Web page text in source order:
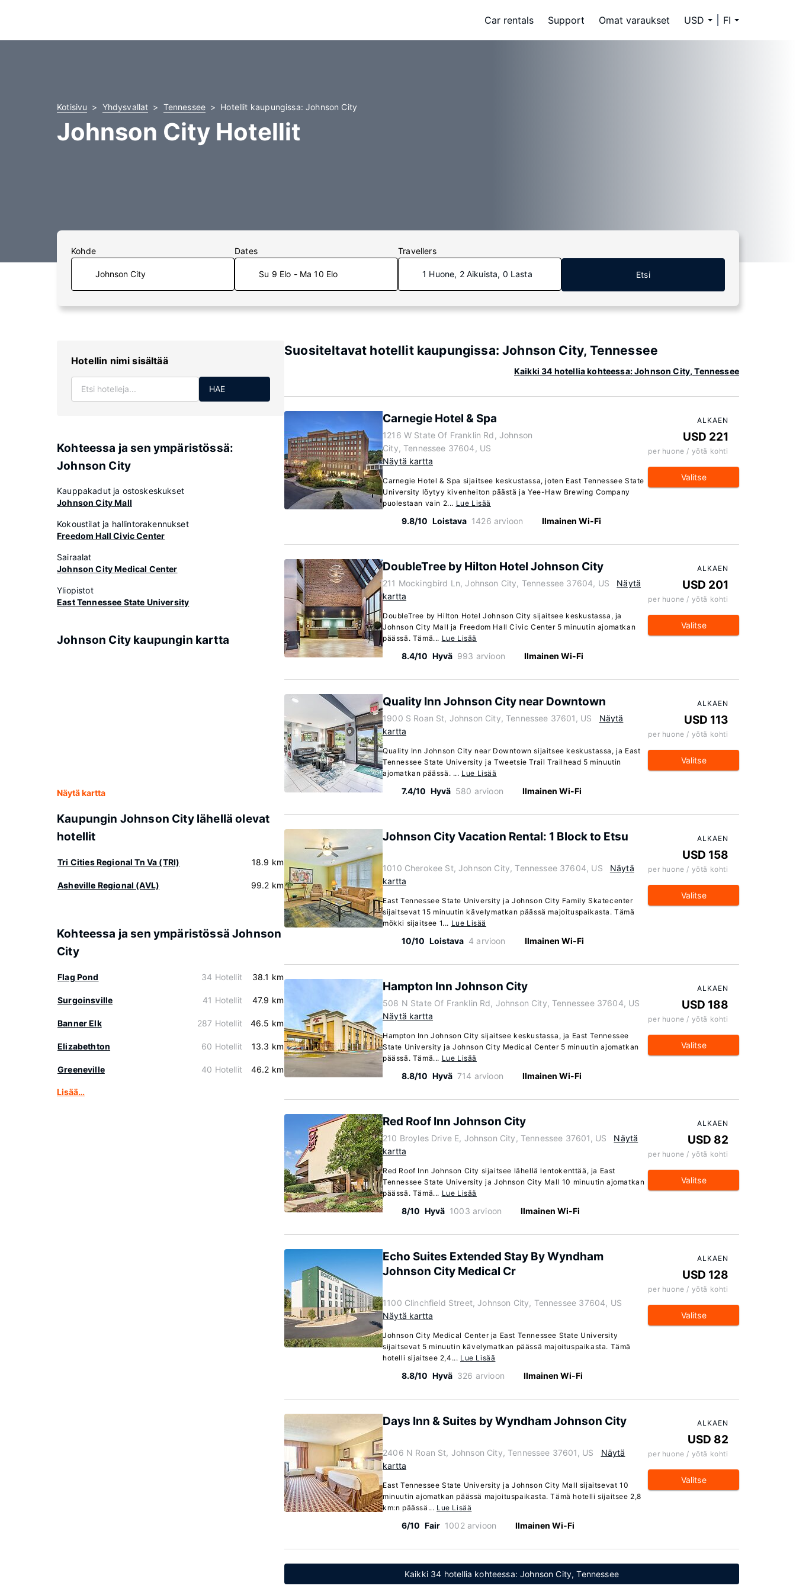
Car rentals Support Omat varaukset USD FI
Kotisivu Yhdysvallat Tennessee Hotellit kaupungissa: Johnson City
Johnson City Hotellit
Kohde Dates
Su 9 Elo - Ma 10 Elo
Travellers
1 Huone, 2 Aikuista, 0 Lasta Etsi
Hotellin nimi sisältää
HAE
Kohteessa ja sen ympäristössä:
Johnson City
Kauppakadut ja ostoskeskukset
Johnson City Mall
Kokoustilat ja hallintorakennukset
Freedom Hall Civic Center
Sairaalat
Johnson City Medical Center
Yliopistot
East Tennessee State University
Johnson City kaupungin kartta
Näytä kartta
Kaupungin Johnson City lähellä olevat
hotellit
Tri Cities Regional Tn Va (TRI) 18.9 km
Asheville Regional (AVL) 99.2 km
Kohteessa ja sen ympäristössä Johnson
City
Flag Pond 34 Hotellit 38.1 km
Surgoinsville 41 Hotellit 47.9 km
Banner Elk 287 Hotellit 46.5 km
Elizabethton 60 Hotellit 13.3 km
Greeneville 40 Hotellit 46.2 km
Lisää…
Suositeltavat hotellit kaupungissa: Johnson City, Tennessee
Kaikki 34 hotellia kohteessa: Johnson City, Tennessee
Carnegie Hotel & Spa
1216 W State Of Franklin Rd, Johnson
City, Tennessee 37604, US
Näytä kartta
Carnegie Hotel & Spa sijaitsee keskustassa, joten East Tennessee State
University löytyy kivenheiton päästä ja Yee-Haw Brewing Company
puolestaan vain 2... Lue Lisää
9.8/10 Loistava 1426 arvioon Ilmainen Wi-Fi
ALKAEN
USD 221
per huone / yötä kohti
Valitse
DoubleTree by Hilton Hotel Johnson City
211 Mockingbird Ln, Johnson City, Tennessee 37604, US
Näytä
kartta
DoubleTree by Hilton Hotel Johnson City sijaitsee keskustassa, ja
Johnson City Mall ja Freedom Hall Civic Center 5 minuutin ajomatkan
päässä. Tämä... Lue Lisää
8.4/10 Hyvä 993 arvioon Ilmainen Wi-Fi
ALKAEN
USD 201
per huone / yötä kohti
Valitse
Quality Inn Johnson City near Downtown
1900 S Roan St, Johnson City, Tennessee 37601, US
Näytä
kartta
Quality Inn Johnson City near Downtown sijaitsee keskustassa, ja East
Tennessee State University ja Tweetsie Trail Trailhead 5 minuutin
ajomatkan päässä. ... Lue Lisää
7.4/10 Hyvä 580 arvioon Ilmainen Wi-Fi
ALKAEN
USD 113
per huone / yötä kohti
Valitse
Johnson City Vacation Rental: 1 Block to Etsu
1010 Cherokee St, Johnson City, Tennessee 37604, US
Näytä
kartta
East Tennessee State University ja Johnson City Family Skatecenter
sijaitsevat 15 minuutin kävelymatkan päässä majoituspaikasta. Tämä
mökki sijaitsee 1... Lue Lisää
10/10 Loistava 4 arvioon Ilmainen Wi-Fi
ALKAEN
USD 158
per huone / yötä kohti
Valitse
Hampton Inn Johnson City
508 N State Of Franklin Rd, Johnson City, Tennessee 37604, US
Näytä kartta
Hampton Inn Johnson City sijaitsee keskustassa, ja East Tennessee
State University ja Johnson City Medical Center 5 minuutin ajomatkan
päässä. Tämä... Lue Lisää
8.8/10 Hyvä 714 arvioon Ilmainen Wi-Fi
ALKAEN
USD 188
per huone / yötä kohti
Valitse
Red Roof Inn Johnson City
210 Broyles Drive E, Johnson City, Tennessee 37601, US
Näytä
kartta
Red Roof Inn Johnson City sijaitsee lähellä lentokenttää, ja East
Tennessee State University ja Johnson City Mall 10 minuutin ajomatkan
päässä. Tämä... Lue Lisää
8/10 Hyvä 1003 arvioon Ilmainen Wi-Fi
ALKAEN
USD 82
per huone / yötä kohti
Valitse
Echo Suites Extended Stay By Wyndham
Johnson City Medical Cr
1100 Clinchfield Street, Johnson City, Tennessee 37604, US
Näytä kartta
Johnson City Medical Center ja East Tennessee State University
sijaitsevat 5 minuutin kävelymatkan päässä majoituspaikasta. Tämä
hotelli sijaitsee 2,4... Lue Lisää
8.8/10 Hyvä 326 arvioon Ilmainen Wi-Fi
ALKAEN
USD 128
per huone / yötä kohti
Valitse
Days Inn & Suites by Wyndham Johnson City
2406 N Roan St, Johnson City, Tennessee 37601, US
Näytä
kartta
East Tennessee State University ja Johnson City Mall sijaitsevat 10
minuutin ajomatkan päässä majoituspaikasta. Tämä hotelli sijaitsee 2,8
km:n päässä... Lue Lisää
6/10 Fair 1002 arvioon Ilmainen Wi-Fi
ALKAEN
USD 82
per huone / yötä kohti
Valitse
Kaikki 34 hotellia kohteessa: Johnson City, Tennessee